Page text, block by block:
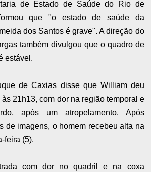
de Estado de Saúde do Rio de
que "o estado de saúde da
dos Santos é grave". A direção do
também divulgou que o quadro de
estável.
de Caxias disse que William deu
21h13, com dor na região temporal e
após um atropelamento. Após
de imagens, o homem recebeu alta na
feira (5).
com dor no quadril e na coxa